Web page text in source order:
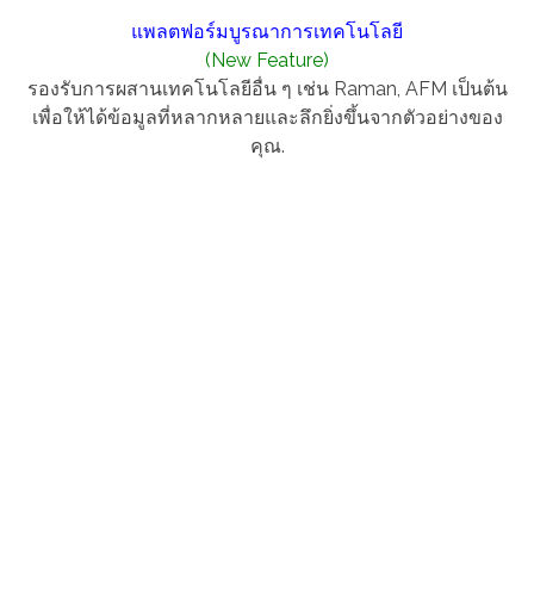
แพลตฟอร์มบูรณาการเทคโนโลยี
(New Feature)
รองรับการผสานเทคโนโลยีอื่น ๆ เช่น Raman, AFM เป็นต้น
เพื่อให้ได้ข้อมูลที่หลากหลายและลึกยิ่งขึ้นจากตัวอย่างของ
คุณ.